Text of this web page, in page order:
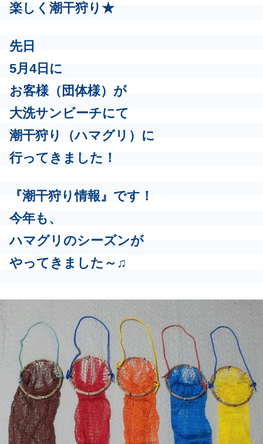
楽しく潮干狩り★
先日
5月4日に
お客様（団体様）が
大洗サンビーチにて
潮干狩り（ハマグリ）に
行ってきました！
『潮干狩り情報』です！
今年も、
ハマグリのシーズンが
やってきました～♫